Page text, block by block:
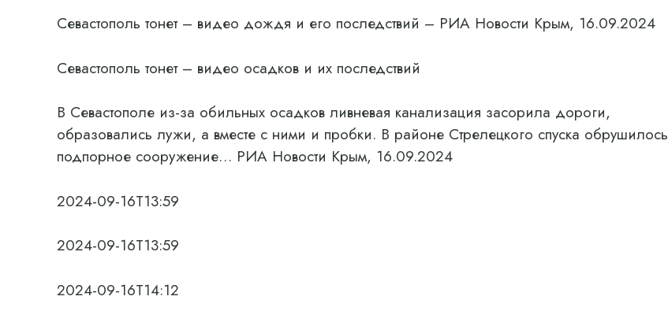
Севастополь тонет – видео дождя и его последствий – РИА Новости Крым, 16.09.2024
Севастополь тонет – видео осадков и их последствий
В Севастополе из-за обильных осадков ливневая канализация засорила дороги,
образовались лужи, а вместе с ними и пробки. В районе Стрелецкого спуска обрушилось
подпорное сооружение… РИА Новости Крым, 16.09.2024
2024-09-16T13:59
2024-09-16T13:59
2024-09-16T14:12